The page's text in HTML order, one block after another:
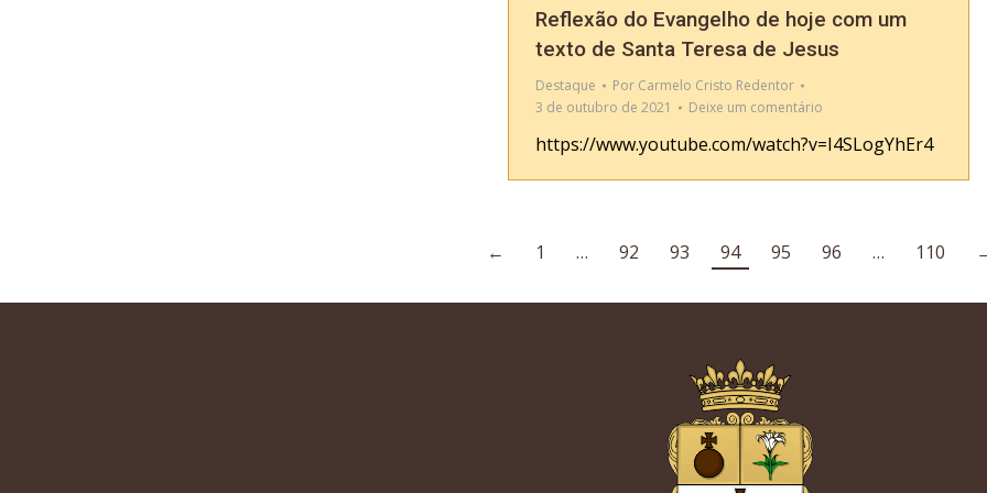
Reflexão do Evangelho de hoje com um
texto de Santa Teresa de Jesus
Destaque Por Carmelo Cristo Redentor
3 de outubro de 2021
Deixe um comentário
https://www.youtube.com/watch?v=I4SLogYhEr4
← 1 … 92 93 94 95 96 … 110